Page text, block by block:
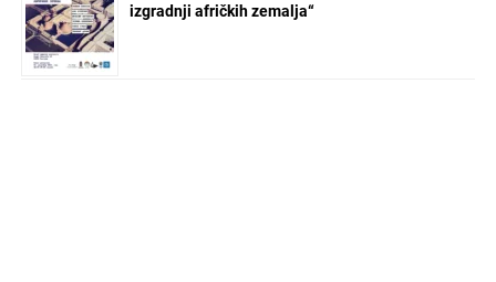
izgradnji afričkih zemalja“